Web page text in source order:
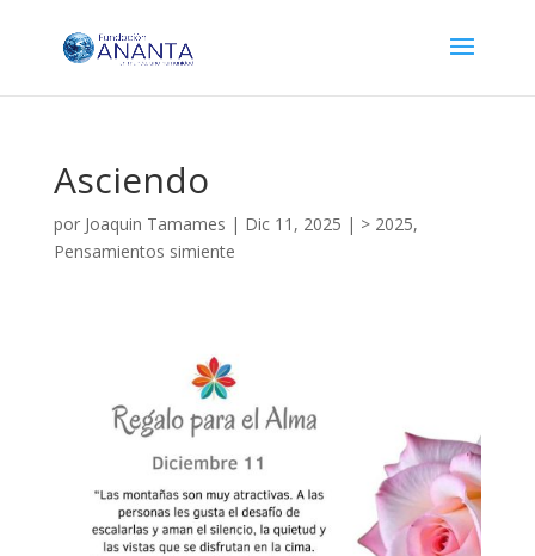
Asciendo
por Joaquin Tamames | Dic 11, 2025 | > 2025,
Pensamientos simiente